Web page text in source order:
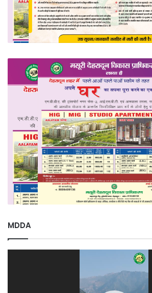
MDDA